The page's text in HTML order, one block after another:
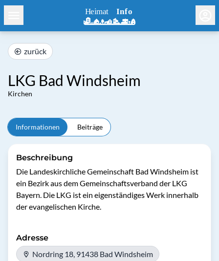
zurück
LKG Bad Windsheim
Kirchen
Informationen Beiträge
Beschreibung
Die Landeskirchliche Gemeinschaft Bad Windsheim ist
ein Bezirk aus dem Gemeinschaftsverband der LKG
Bayern. Die LKG ist ein eigenständiges Werk innerhalb
der evangelischen Kirche.
Adresse
Nordring 18, 91438 Bad Windsheim